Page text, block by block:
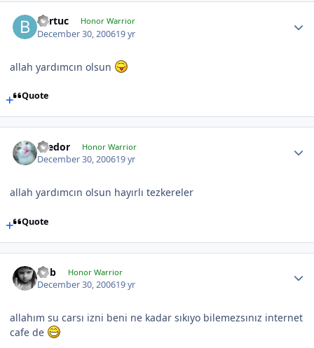
Bartuc Honor Warrior
December 30, 200619 yr
allah yardımcın olsun
Quote
Teedor Honor Warrior
December 30, 200619 yr
allah yardımcın olsun hayırlı tezkereler
Quote
hbb Honor Warrior
December 30, 200619 yr
allahım su carsı izni beni ne kadar sıkıyo bilemezsınız internet
cafe de